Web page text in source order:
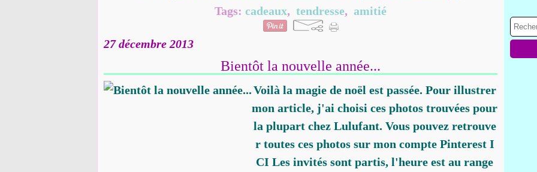
Tags: cadeaux, tendresse, amitié
27 décembre 2013
Bientôt la nouvelle année...
Voilà la magie de noël est passée. Pour illustrer
mon article, j'ai choisi ces photos trouvées pour
la plupart chez Lulufant. Vous pouvez retrouve
r toutes ces photos sur mon compte Pinterest I
CI Les invités sont partis, l'heure est au range